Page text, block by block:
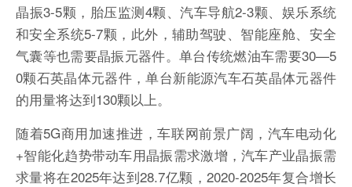
晶振3-5颗，胎压监测4颗、汽车导航2-3颗、娱乐系统
和安全系统5-7颗，此外，辅助驾驶、智能座舱、安全
气囊等也需要晶振元器件。单台传统燃油车需要30—5
0颗石英晶体元器件，单台新能源汽车石英晶体元器件
的用量将达到130颗以上。
随着5G商用加速推进，车联网前景广阔，汽车电动化
+智能化趋势带动车用晶振需求激增，汽车产业晶振需
求量将在2025年达到28.7亿颗，2020-2025年复合增长